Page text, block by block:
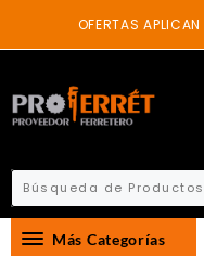
content
OFERTAS
Más Categorías